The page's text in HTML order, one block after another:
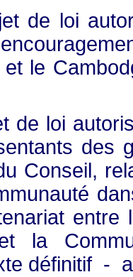
de loi
et le
de loi
des
Conseil,
la
définitif -